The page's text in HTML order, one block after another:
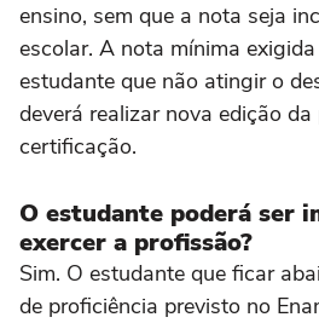
ensino, sem que a nota seja
escolar. A nota mínima
estudante que não atingir o
deverá realizar nova edição
certificação.
O estudante poderá ser
exercer a profissão?
Sim. O estudante que ficar
de proficiência previsto no